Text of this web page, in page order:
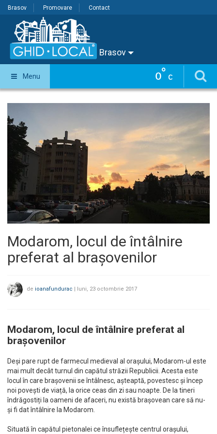
Brasov Promovare Contact
Brasov
0° C
Menu
Modarom, locul de întâlnire
preferat al brașovenilor
de ioanafundurac luni, 23 octombrie 2017
Modarom, locul de întâlnire preferat al
brașovenilor
Deși pare rupt de farmecul medieval al orașului, Modarom-ul este
mai mult decât turnul din capătul străzii Republicii. Acesta este
locul în care brașovenii se întâlnesc, așteaptă, povestesc și încep
noi povești de viață, la orice ceas din zi sau noapte. De la tineri
îndrăgostiți la oameni de afaceri, nu există brașovean care să nu-
și fi dat întâlnire la Modarom.
Situată în capătul pietonalei ce însuflețește centrul orașului,